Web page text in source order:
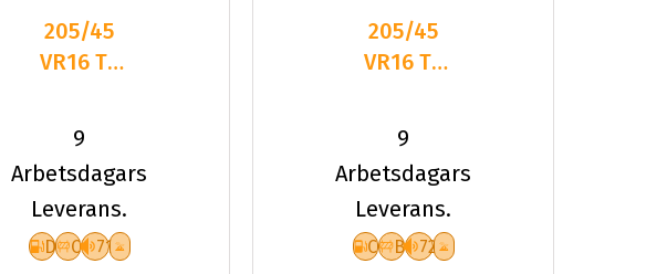
205/45
VR16 TL
LANDSAIL
4-
SEASONS
3 XL
9
Arbetsdagars
Leverans.
D C 71
205/45
VR16 TL
ALLSEASON
6 XL
9
Arbetsdagars
Leverans.
C B 72